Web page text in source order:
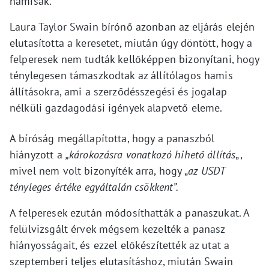
Laura Taylor Swain bírónő azonban az eljárás elején
elutasította a keresetet, miután úgy döntött, hogy a
felperesek nem tudták kellőképpen bizonyítani, hogy
ténylegesen támaszkodtak az állítólagos hamis
állításokra, ami a szerződésszegési és jogalap
nélküli gazdagodási igények alapvető eleme.
A bíróság megállapította, hogy a panaszból
hiányzott a „károkozásra vonatkozó hihető állítás„,
mivel nem volt bizonyíték arra, hogy „az USDT
tényleges értéke egyáltalán csökkent”.
A felperesek ezután módosíthatták a panaszukat. A
felülvizsgált érvek mégsem kezelték a panasz
hiányosságait, és ezzel előkészítették az utat a
szeptemberi teljes elutasításhoz, miután Swain